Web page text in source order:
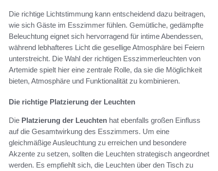
Die richtige Lichtstimmung kann entscheidend dazu beitragen,
wie sich Gäste im Esszimmer fühlen. Gemütliche, gedämpfte
Beleuchtung eignet sich hervorragend für intime Abendessen,
während lebhafteres Licht die gesellige Atmosphäre bei Feiern
unterstreicht. Die Wahl der richtigen Esszimmerleuchten von
Artemide spielt hier eine zentrale Rolle, da sie die Möglichkeit
bieten, Atmosphäre und Funktionalität zu kombinieren.
Die richtige Platzierung der Leuchten
Die Platzierung der Leuchten hat ebenfalls großen Einfluss
auf die Gesamtwirkung des Esszimmers. Um eine
gleichmäßige Ausleuchtung zu erreichen und besondere
Akzente zu setzen, sollten die Leuchten strategisch angeordnet
werden. Es empfiehlt sich, die Leuchten über den Tisch zu